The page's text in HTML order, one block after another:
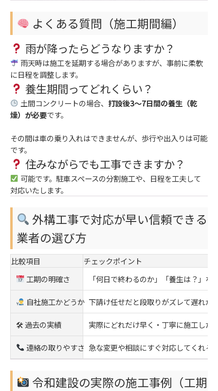
よくある質問（施工期間編）
雨が降ったらどうなりますか？
雨天時は施工を延期する場合がありますが、事前に柔軟
に日程を調整します。
養生期間ってどれくらい？
土間コンクリートの場合、 打設後3〜7日間の養生（乾
燥）が必要です。
その間は車の乗り入れはできませんが、歩行や出入りは可能
です。
住みながらでも工事できますか？
可能です。駐車スペースの分割施工や、日程を工夫して
対応いたします。
外構工事で対応が早い信頼できる
業者の選び方
比較項目
チェックポイント
工期の明確さ
「何日で終わるのか」「養生は？」
自社施工かどうか 下請け任せだと段取りがズレて遅れが
🛠 過去の実績 実際にどれだけ早く・丁寧に施工した
連絡の取りやすさ 急な変更や相談にすぐ対応してくれる
令和建設の実際の施工事例（工期